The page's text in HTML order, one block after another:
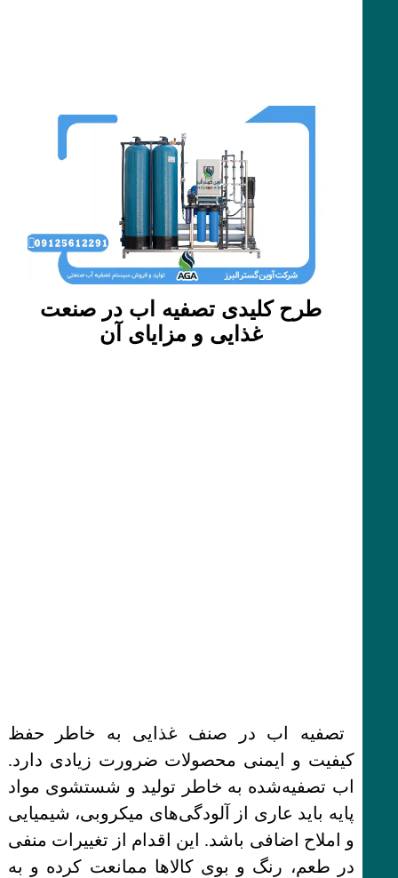
طرح کلیدی تصفیه اب در صنعت
غذایی و مزایای آن
تصفیه اب در صنف غذایی به خاطر حفظ
کیفیت و ایمنی محصولات ضرورت زیادی دارد.
اب تصفیه‌شده به خاطر تولید و شستشوی مواد
پایه باید عاری از آلودگی‌های میکروبی، شیمیایی
و املاح اضافی باشد. این اقدام از تغییرات منفی
در طعم، رنگ و بوی کالاها ممانعت کرده و به